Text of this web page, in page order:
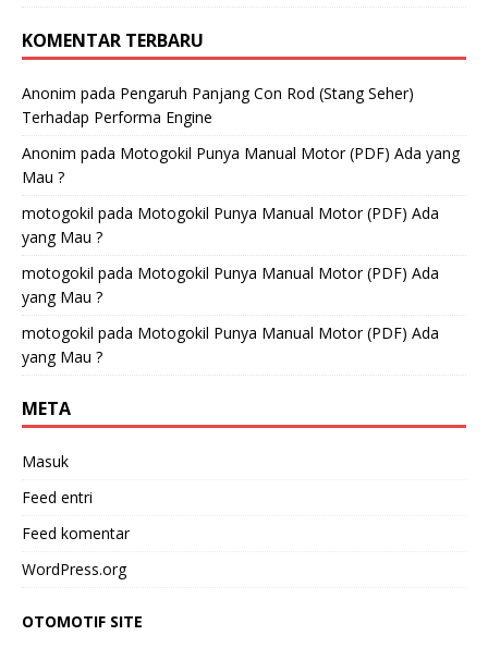
KOMENTAR TERBARU
Anonim pada Pengaruh Panjang Con Rod (Stang Seher)
Terhadap Performa Engine
Anonim pada Motogokil Punya Manual Motor (PDF) Ada yang
Mau ?
motogokil pada Motogokil Punya Manual Motor (PDF) Ada
yang Mau ?
motogokil pada Motogokil Punya Manual Motor (PDF) Ada
yang Mau ?
motogokil pada Motogokil Punya Manual Motor (PDF) Ada
yang Mau ?
META
Masuk
Feed entri
Feed komentar
WordPress.org
OTOMOTIF SITE